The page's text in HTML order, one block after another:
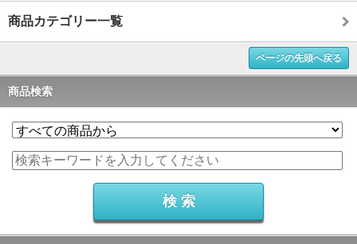
商品カテゴリー一覧
ページの先頭へ戻る
商品検索